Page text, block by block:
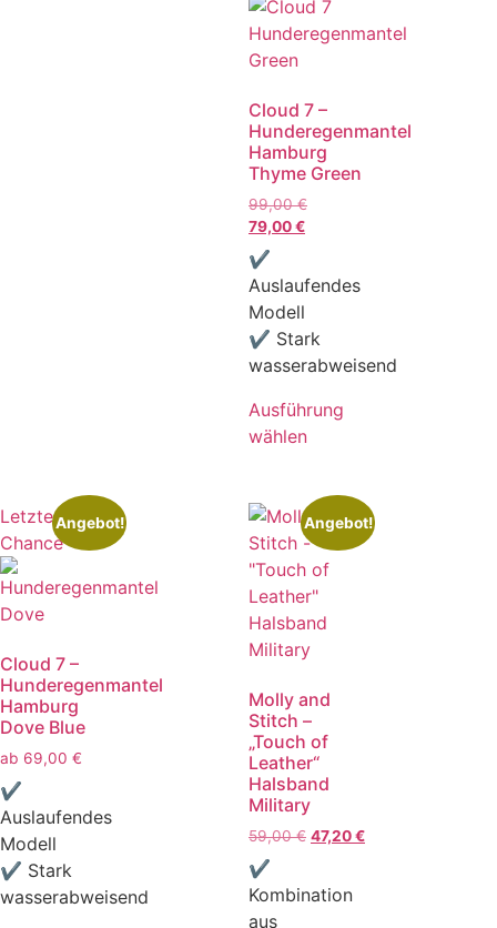
Cloud 7 –
Hunderegenmantel
Hamburg
Thyme Green
99,00€
79,00€
✔
Auslaufendes
Modell
✔ Stark
wasserabweisend
Ausführung
wählen
Letzte
Chance
Angebot!
Cloud 7 –
Hunderegenmantel
Hamburg
Dove Blue
ab 69,00 €
✔
Auslaufendes
Modell
✔ Stark
wasserabweisend
Angebot!
Molly and
Stitch –
„Touch of
Leather“
Halsband
Military
59,00€ 47,20€
✔
Kombination
aus